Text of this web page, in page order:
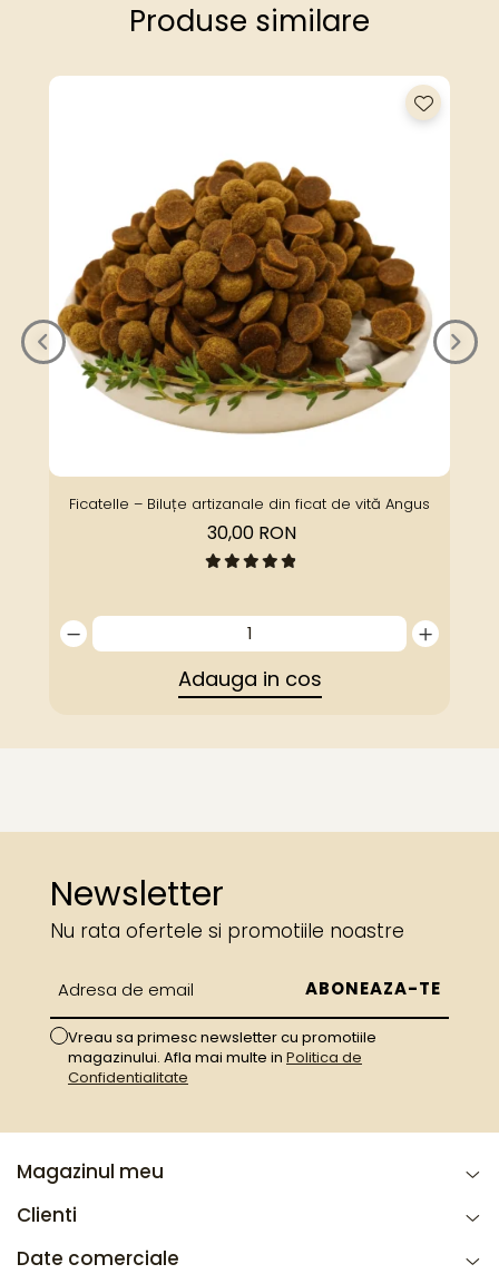
Produse similare
Ficatelle – Biluțe artizanale din ficat de vită Angus
30,00 RON
Adauga in cos
Newsletter
Nu rata ofertele si promotiile noastre
Vreau sa primesc newsletter cu promotiile
magazinului. Afla mai multe in Politica de
Confidentialitate
Magazinul meu
Clienti
Date comerciale